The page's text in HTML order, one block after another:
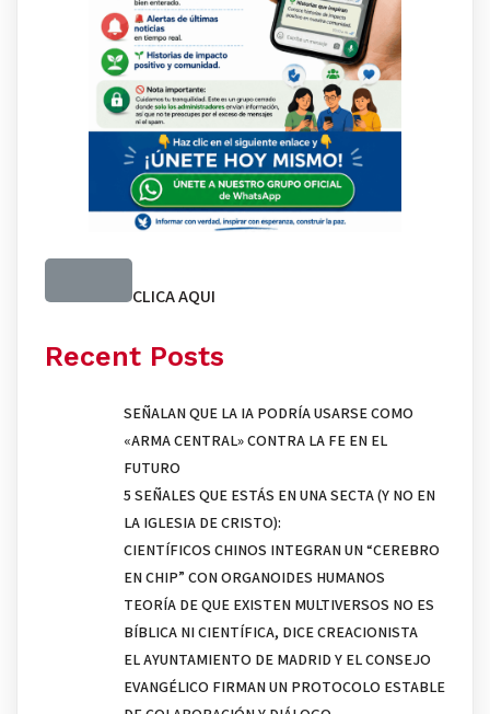
CLICA AQUI
Recent Posts
SEÑALAN QUE LA IA PODRÍA USARSE COMO
«ARMA CENTRAL» CONTRA LA FE EN EL
FUTURO
5 SEÑALES QUE ESTÁS EN UNA SECTA (Y NO EN
LA IGLESIA DE CRISTO):
CIENTÍFICOS CHINOS INTEGRAN UN “CEREBRO
EN CHIP” CON ORGANOIDES HUMANOS
TEORÍA DE QUE EXISTEN MULTIVERSOS NO ES
BÍBLICA NI CIENTÍFICA, DICE CREACIONISTA
EL AYUNTAMIENTO DE MADRID Y EL CONSEJO
EVANGÉLICO FIRMAN UN PROTOCOLO ESTABLE